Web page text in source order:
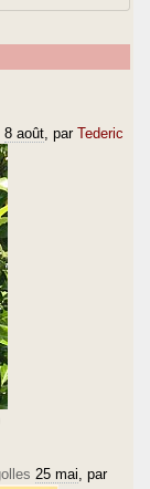
8 août , par Tederic
25 mai , par